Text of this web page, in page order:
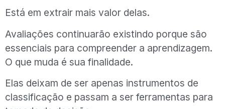
Está em extrair mais valor delas.
Avaliações continuarão existindo porque são
essenciais para compreender a aprendizagem.
O que muda é sua finalidade.
Elas deixam de ser apenas instrumentos de
classificação e passam a ser ferramentas para